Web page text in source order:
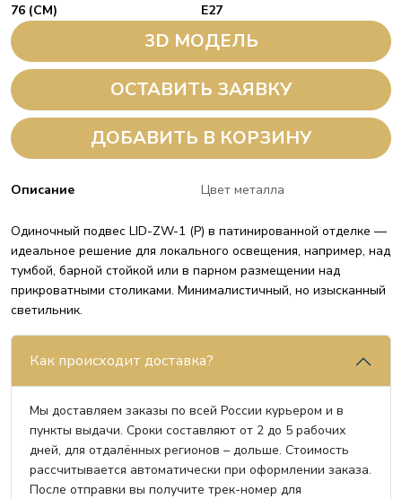
76 (СМ)
E27
3D МОДЕЛЬ
ОСТАВИТЬ ЗАЯВКУ
ДОБАВИТЬ В КОРЗИНУ
Описание Цвет металла
Одиночный подвес LID-ZW-1 (P) в патинированной отделке —
идеальное решение для локального освещения, например, над
тумбой, барной стойкой или в парном размещении над
прикроватными столиками. Минималистичный, но изысканный
светильник.
Как происходит доставка?
Мы доставляем заказы по всей России курьером и в
пункты выдачи. Сроки составляют от 2 до 5 рабочих
дней, для отдалённых регионов – дольше. Стоимость
рассчитывается автоматически при оформлении заказа.
После отправки вы получите трек-номер для